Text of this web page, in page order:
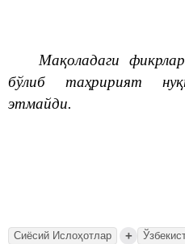
Мақоладаги
бўлиб таҳририят
этмайди.
Сиёсий Ислоҳотлар +